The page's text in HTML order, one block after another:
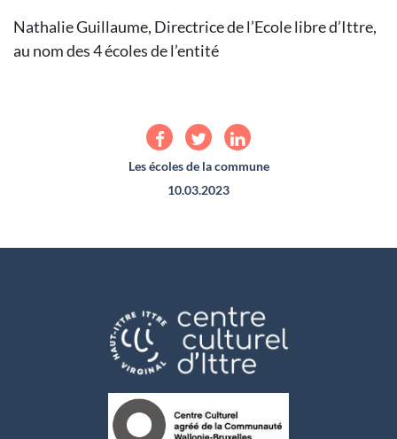
Nathalie Guillaume, Directrice de l’Ecole libre d’Ittre,
au nom des 4 écoles de l’entité
Les écoles de la commune
10.03.2023